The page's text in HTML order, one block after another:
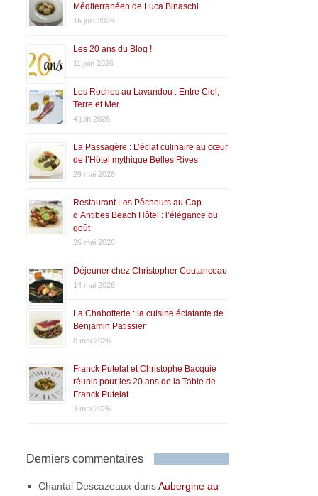
Méditerranéen de Luca Binaschi
16 juin 2026
Les 20 ans du Blog !
11 juin 2026
Les Roches au Lavandou : Entre Ciel,
Terre et Mer
4 juin 2026
La Passagère : L’éclat culinaire au cœur
de l’Hôtel mythique Belles Rives
29 mai 2026
Restaurant Les Pêcheurs au Cap
d’Antibes Beach Hôtel : l’élégance du
goût
26 mai 2026
Déjeuner chez Christopher Coutanceau
14 mai 2026
La Chabotterie : la cuisine éclatante de
Benjamin Patissier
8 mai 2026
Franck Putelat et Christophe Bacquié
réunis pour les 20 ans de la Table de
Franck Putelat
3 mai 2026
Derniers commentaires
Chantal Descazeaux dansAubergine au